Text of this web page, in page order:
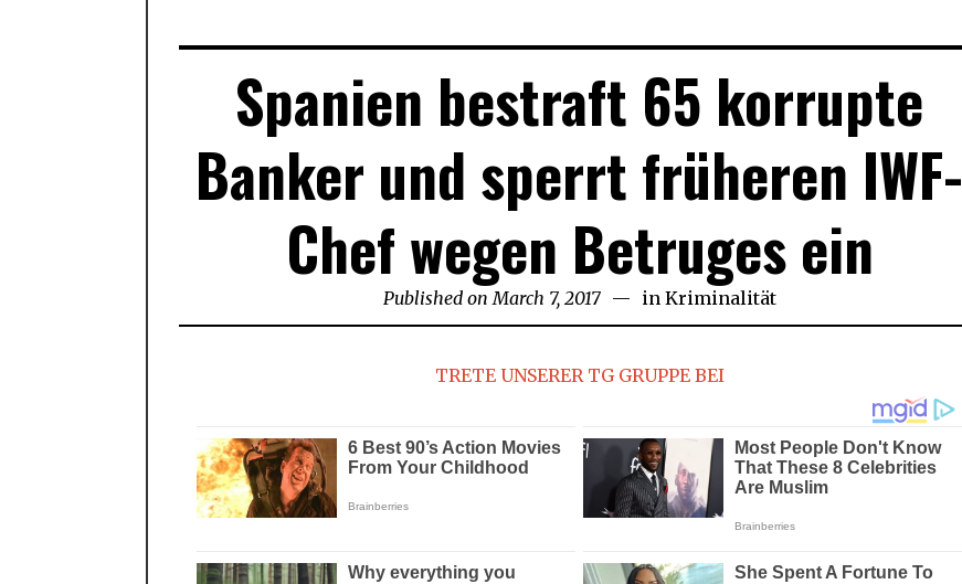
Spanien bestraft 65 korrupte
Banker und sperrt früheren IWF-
Chef wegen Betruges ein
Published on March 7, 2017 in Kriminalität
TRETE UNSERER TG GRUPPE BEI